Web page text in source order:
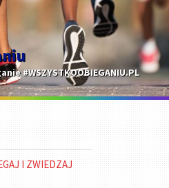
#WSZYSTKOOBIEGANIU.PL
I ZWIEDZAJ